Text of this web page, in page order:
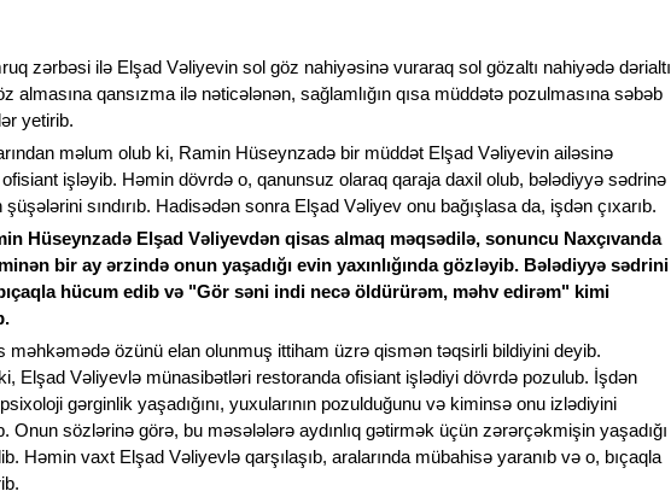
zərbəsi ilə Elşad Vəliyevin sol göz nahiyəsinə vuraraq sol gözaltı nahiyədə dərialtı
almasına qansızma ilə nəticələnən, sağlamlığın qısa müddətə pozulmasına səbəb
yetirib.
məlum olub ki, Ramin Hüseynzadə bir müddət Elşad Vəliyevin ailəsinə
işləyib. Həmin dövrdə o, qanunsuz olaraq qaraja daxil olub, bələdiyyə sədrinə
sındırıb. Hadisədən sonra Elşad Vəliyev onu bağışlasa da, işdən çıxarıb.
Hüseynzadə Elşad Vəliyevdən qisas almaq məqsədilə, sonuncu Naxçıvanda
bir ay ərzində onun yaşadığı evin yaxınlığında gözləyib. Bələdiyyə sədrini
hücum edib və "Gör səni indi necə öldürürəm, məhv edirəm" kimi
məhkəmədə özünü elan olunmuş ittiham üzrə qismən təqsirli bildiyini deyib.
Elşad Vəliyevlə münasibətləri restoranda ofisiant işlədiyi dövrdə pozulub. İşdən
gərginlik yaşadığını, yuxularının pozulduğunu və kiminsə onu izlədiyini
Onun sözlərinə görə, bu məsələlərə aydınlıq gətirmək üçün zərərçəkmişin yaşadığı
Həmin vaxt Elşad Vəliyevlə qarşılaşıb, aralarında mübahisə yaranıb və o, bıçaqla